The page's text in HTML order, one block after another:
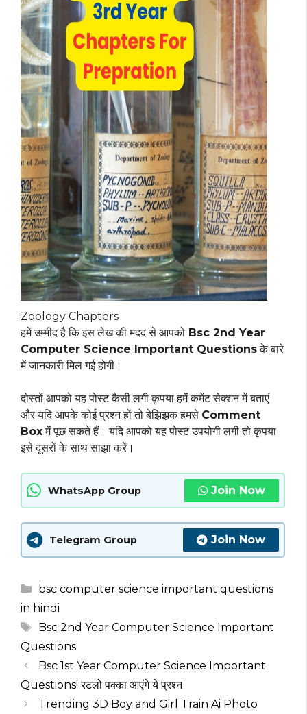
Zoology Chapters
हमें उम्मीद है कि इस लेख की मदद से आपको Bsc 2nd Year
Computer Science Important Questionsके बारे
में जानकारी मिल गई होगी।
दोस्तों आपको यह पोस्ट कैसी लगी कृपया हमें कमेंट सेक्शन में बताएं
और यदि आपके कोई प्रश्न हों तो बेझिझक हमसे Comment
Boxमें पूछ सकते हैं। यदि आपको यह पोस्ट उपयोगी लगी तो कृपया
इसे दूसरों के साथ साझा करें।
WhatsApp Group Join Now
Telegram Group Join Now
Categories
bsc computer science important questions
in hindi
Tags
Bsc 2nd Year Computer Science Important
Questions
Bsc 1st Year Computer Science Important
Questions! रटलो पक्का आएंगे ये प्रश्न
Trending 3D Boy and Girl Train Ai Photo